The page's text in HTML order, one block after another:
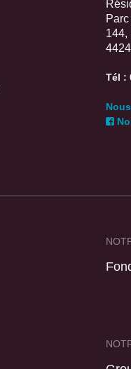
Parc
144,
Tél :